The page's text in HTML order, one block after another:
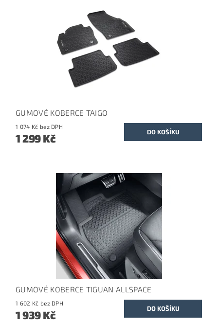
GUMOVÉ KOBERCE TAIGO
1 074 Kč bez DPH
1 299 Kč
GUMOVÉ KOBERCE TIGUAN ALLSPACE
1 602 Kč bez DPH
1 939 Kč